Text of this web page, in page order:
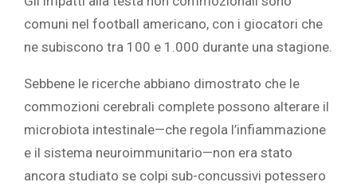
comuni nel football americano, con i giocatori che
ne subiscono tra 100 e 1.000 durante una stagione.
Sebbene le ricerche abbiano dimostrato che le
commozioni cerebrali complete possono alterare il
microbiota intestinale—che regola l’infiammazione
e il sistema neuroimmunitario—non era stato
ancora studiato se colpi sub-concussivi potessero